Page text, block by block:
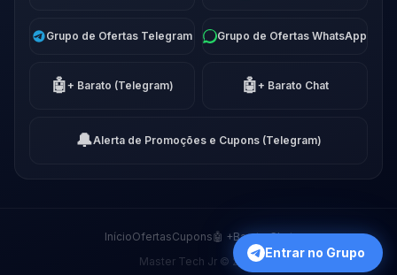
Grupo de Ofertas Telegram Grupo de Ofertas WhatsApp
🤖+ Barato (Telegram) 🤖+ Barato Chat
🔔Alerta de Promoções e Cupons (Telegram)
InícioOfertasCupons🤖 +Barato Chat
Master Tech Jr © 2026
Entrar no Grupo